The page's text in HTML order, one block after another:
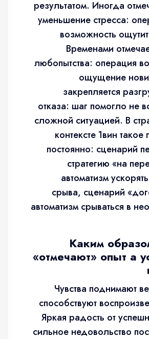
результатом. Иногда
уменьшение стресса:
возможность
Временами
любопытства: операция
ощущение
закрепляется
отказа: шаг помогло не
сложной ситуацией. В
контексте 1вин такое
постоянно: сценарий
стратегию «на
автоматизм
срыва, сценарий
автоматизм срываться в
Каким
«отмечают» опыт а
Чувства поднимают
способствуют
Яркая радость от
сильное недовольство